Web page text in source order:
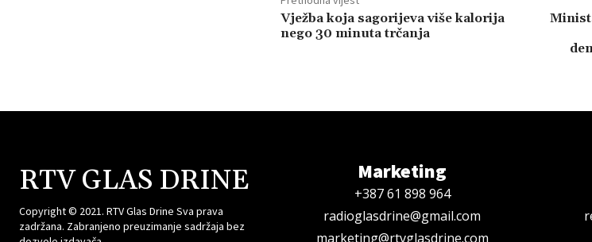
Vježba koja sagorijeva više kalorija
nego 30 minuta trčanja
RTV GLAS DRINE
Copyright © 2021. RTV Glas Drine Sva prava
zadržana. Zabranjeno preuzimanje sadržaja bez
Marketing
+387 61 898 964
radioglasdrine@gmail.com
marketing@rtvglasdrine.com